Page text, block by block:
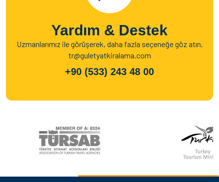
Yardım & Destek
Uzmanlarımız ile görüşerek, daha fazla seçeneğe göz atın.
tr@guletyatkiralama.com
+90 (533) 243 48 00